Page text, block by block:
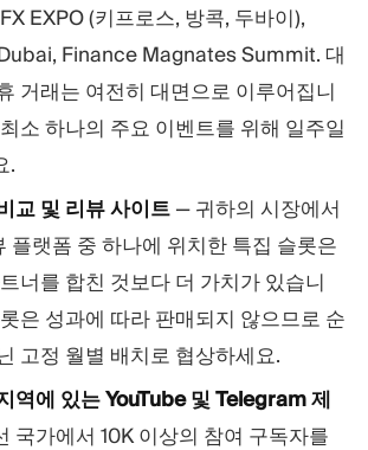
EXPO (키프로스, 방콕, 두바이),
Finance Magnates Summit. 대
거래는 여전히 대면으로 이루어집니
소 하나의 주요 이벤트를 위해 일주일
.
교 및 리뷰 사이트 — 귀하의 시장에서
플랫폼 중 하나에 위치한 특집 슬롯은
너를 합친 것보다 더 가치가 있습니
은 성과에 따라 판매되지 않으므로 순
고정 월별 배치로 협상하세요.
역에 있는 YouTube 및 Telegram 제
국가에서 10K 이상의 참여 구독자를